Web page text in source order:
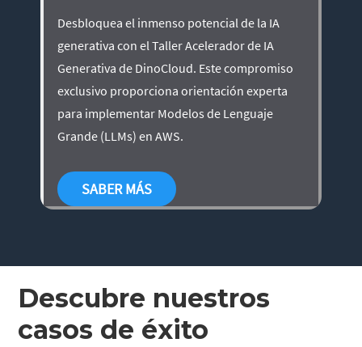
Desbloquea el inmenso potencial de la IA
generativa con el Taller Acelerador de IA
Generativa de DinoCloud. Este compromiso
exclusivo proporciona orientación experta
para implementar Modelos de Lenguaje
Grande (LLMs) en AWS.
SABER MÁS
Descubre nuestros
casos de éxito